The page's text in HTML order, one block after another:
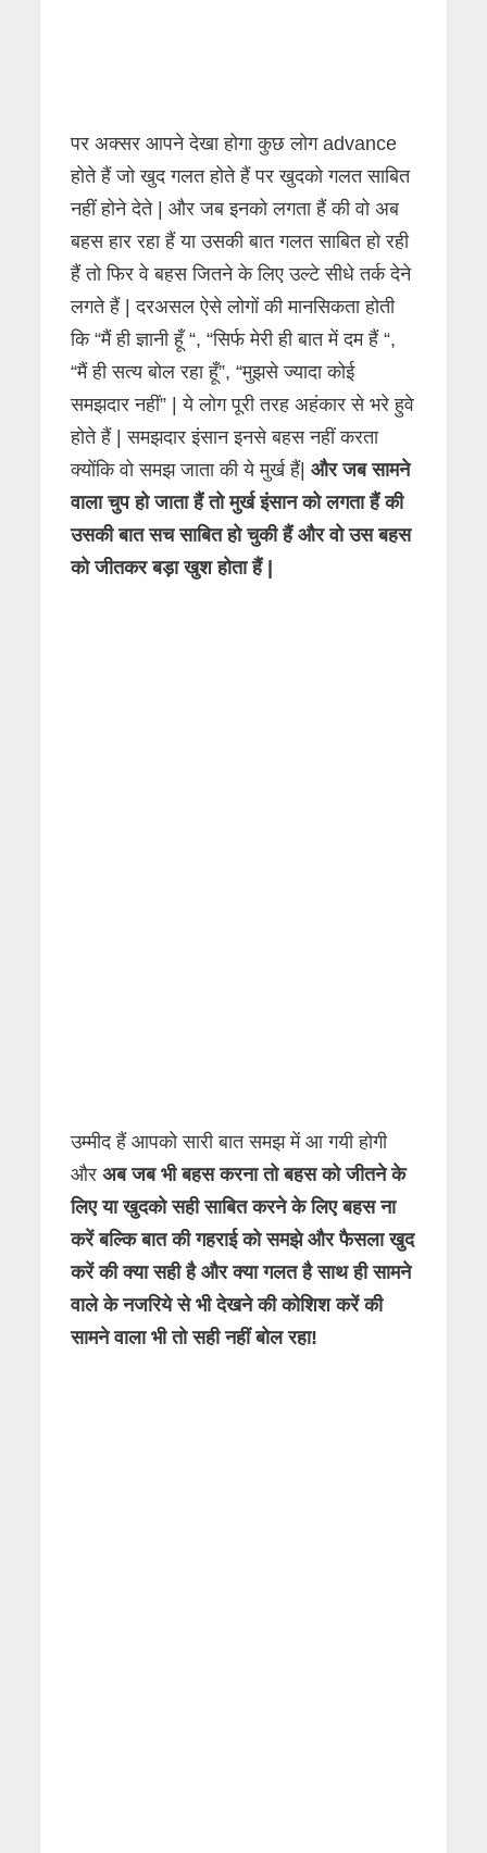
पर अक्सर आपने देखा होगा कुछ लोग advance
होते हैं जो खुद गलत होते हैं पर खुदको गलत साबित
नहीं होने देते | और जब इनको लगता हैं की वो अब
बहस हार रहा हैं या उसकी बात गलत साबित हो रही
हैं तो फिर वे बहस जितने के लिए उल्टे सीधे तर्क देने
लगते हैं | दरअसल ऐसे लोगों की मानसिकता होती
कि “मैं ही ज्ञानी हूँ “, “सिर्फ मेरी ही बात में दम हैं “,
“मैं ही सत्य बोल रहा हूँ”, “मुझसे ज्यादा कोई
समझदार नहीं” | ये लोग पूरी तरह अहंकार से भरे हुवे
होते हैं | समझदार इंसान इनसे बहस नहीं करता
क्योंकि वो समझ जाता की ये मुर्ख हैं|और जब सामने
वाला चुप हो जाता हैं तो मुर्ख इंसान को लगता हैं की
उसकी बात सच साबित हो चुकी हैं और वो उस बहस
को जीतकर बड़ा खुश होता हैं |
उम्मीद हैं आपको सारी बात समझ में आ गयी होगी
औरअब जब भी बहस करना तो बहस को जीतने के
लिए या खुदको सही साबित करने के लिए बहस ना
करें बल्कि बात की गहराई को समझे और फैसला खुद
करें की क्या सही है और क्या गलत है साथ ही सामने
वाले के नजरिये से भी देखने की कोशिश करें की
सामने वाला भी तो सही नहीं बोल रहा!